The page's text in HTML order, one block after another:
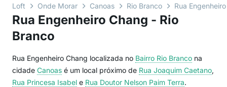
Loft Onde Morar Canoas Rio Branco Rua
Rua Engenheiro Chang - Rio
Branco
Rua Engenheiro Chang localizada no Bairro Rio Branco na
cidade Canoas é um local próximo de Rua Joaquim Caetano,
Rua Princesa Isabel e Rua Doutor Nelson Paim Terra.